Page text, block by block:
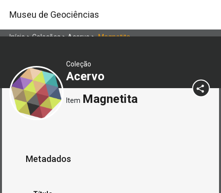
Museu de Geociências
Início>Coleções>Acervo>Magnetita
Coleção
Acervo
Item Magnetita
Metadados